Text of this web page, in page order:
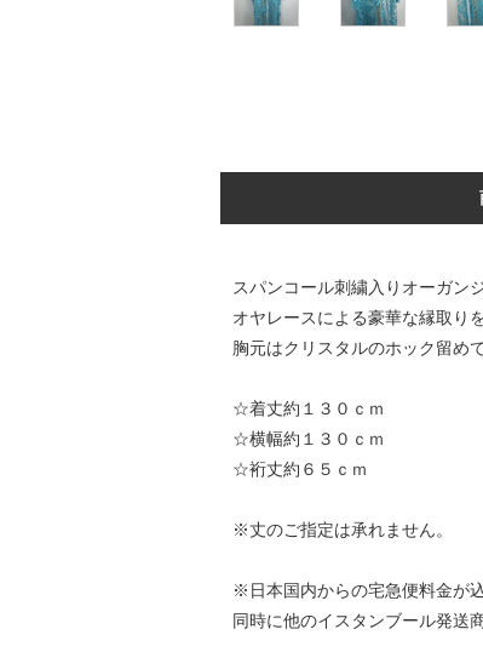
スパンコール刺繍入りオーガン
オヤレースによる豪華な縁取り
胸元はクリスタルのホック留め
☆着丈約１３０ｃｍ
☆横幅約１３０ｃｍ
☆裄丈約６５ｃｍ
※丈のご指定は承れません。
※日本国内からの宅急便料金が
同時に他のイスタンブール発送